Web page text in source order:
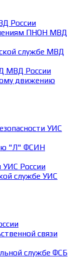
России
ПНОН МВД
службе МВД
МВД России
движению
УИС
"Л" ФСИН
УИС России
службе УИС
связи
службе ФСБ